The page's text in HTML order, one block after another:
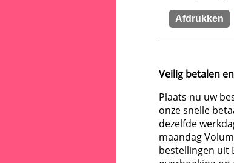
Veilig betalen
Plaats nu uw
onze snelle
dezelfde
maandag
bestellingen uit